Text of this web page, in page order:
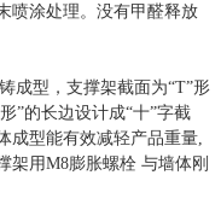
喷涂处理。没有甲醛释放
成型，支撑架截面为“T”形
”的长边设计成“十”字截
成型能有效减轻产品重量,
架用M8膨胀螺栓 与墙体刚